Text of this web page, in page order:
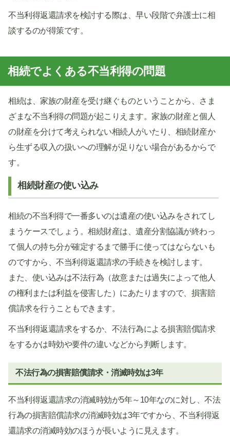
不当利得返還請求を検討する際は、早い段階で弁護士に相
談するのが得策です。
相続でよくある不当利得の問題
相続は、家族の財産を受け継ぐものということから、さま
ざまな不当利得の問題が起こりえます。家族の財産と個人
の財産を分けて考えられない相続人がいたり、相続財産か
ら生ずる収入の扱いへの理解が足りない場合があるからで
す。
相続財産の使い込み
相続の不当利得で一番多いのは遺産の使い込みをされてし
まうケースでしょう。相続財産は、遺産分割協議が終わっ
て個人の持ち分が確定するまで勝手に使ってはならないも
のですから、不当利得返還請求の手続きを検討します。
また、使い込みは不法行為（故意または過失によって他人
の権利または利益を侵害した）にあたりますので、損害賠
償請求を行うこともできます。
不当利得返還請求をするか、不法行為による損害賠償請求
をするかは時効や要件の違いなどから判断します。
不法行為の損害賠償請求・消滅時効は3年
不当利得返還請求の消滅時効が5年～10年なのに対し、不法
行為の損害賠償請求の消滅時効は3年ですから、不当利得返
還請求の消滅時効のほうが長いように見えます。